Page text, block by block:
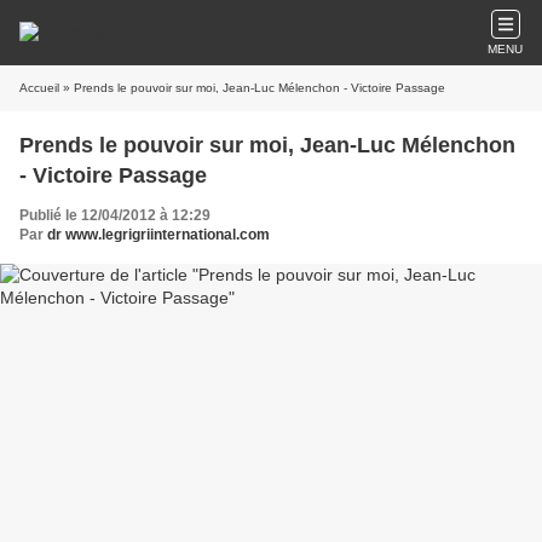
MENU
Accueil » Prends le pouvoir sur moi, Jean-Luc Mélenchon - Victoire Passage
Prends le pouvoir sur moi, Jean-Luc Mélenchon
- Victoire Passage
Publié le 12/04/2012 à 12:29
Par dr www.legrigriinternational.com